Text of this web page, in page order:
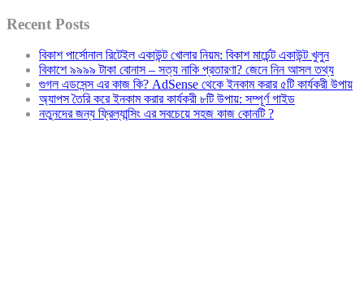
Recent Posts
বিকাশ পার্সোনাল রিটেইল একাউন্ট খোলার নিয়ম: বিকাশ মার্চেন্ট একাউন্ট খুলুন
বিকাশে ৯৯৯৯ টাকা বোনাস – সত্য নাকি প্রতারণা? জেনে নিন আসল তথ্য
গুগল এডসেন্স এর কাজ কি? AdSense থেকে ইনকাম করার ৫টি কার্যকরী উপায়
অ্যাপস তৈরি করে ইনকাম করার কার্যকরী ৮টি উপায়: সম্পূর্ণ গাইড
নতুনদের জন্য ফ্রিল্যান্সিং এর সবচেয়ে সহজ কাজ কোনটি ?